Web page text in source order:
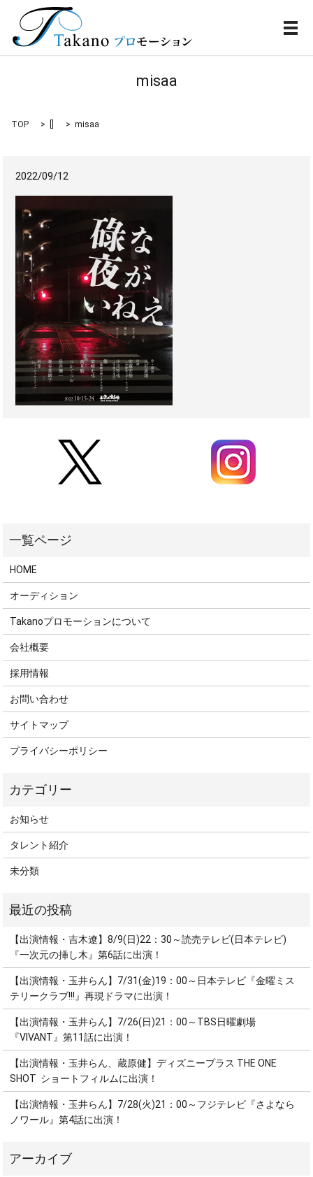
メ
misaa
TOP misaa
2022/09/12
HOME
オーディション
Takanoプロモーションについて
会社概要
採用情報
お問い合わせ
サイトマップ
プライバシーポリシー
お知らせ
タレント紹介
未分類
【出演情報・吉木遼】8/9(日)22：30～読売テレビ(日本テレビ)
『一次元の挿し木』第6話に出演！
【出演情報・玉井らん】7/31(金)19：00～日本テレビ『金曜ミス
テリークラブ!!!』再現ドラマに出演！
【出演情報・玉井らん】7/26(日)21：00～TBS日曜劇場
『VIVANT』第11話に出演！
【出演情報・玉井らん、蔵原健】ディズニープラス THE ONE
SHOT ショートフィルムに出演！
【出演情報・玉井らん】7/28(火)21：00～フジテレビ『さよなら
ノワール』第4話に出演！